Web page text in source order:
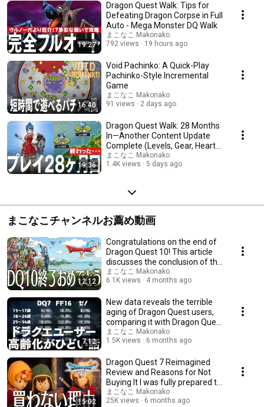
19:27
Dragon Quest Walk: Tips for
Defeating Dragon Corpse in Full
Auto - Mega Monster DQ Walk
まこなこ Makonako
792 views
19 hours ago
16:40
Void Pachinko: A Quick-Play
Pachinko-Style Incremental
Game
まこなこ Makonako
91 views
2 days ago
19:36
Dragon Quest Walk: 28 Months
In—Another Content Update
Complete (Levels, Gear, Hearts,
Story Prog...
まこなこ Makonako
1.4K views
5 days ago
まこなこチャンネルお薦め動画
12:12
Congratulations on the end of
Dragon Quest 10! This article
discusses the conclusion of the
DQ10 ...
まこなこ Makonako
6.1K views
4 months ago
7:12
New data reveals the terrible
aging of Dragon Quest users,
comparing it with Dragon Quest
7 Reima...
まこなこ Makonako
1.5K views
6 months ago
15:02
Dragon Quest 7 Reimagined
Review and Reasons for Not
Buying It I was fully prepared to
buy it, bu...
まこなこ Makonako
25K views
6 months ago